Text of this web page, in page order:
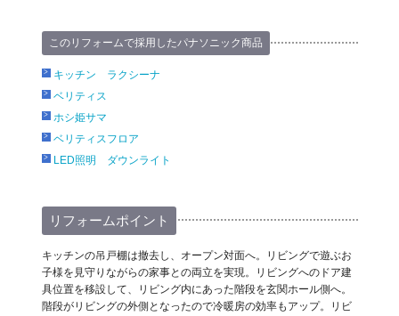
このリフォームで採用したパナソニック商品
キッチン ラクシーナ
ベリティス
ホシ姫サマ
ベリティスフロア
LED照明 ダウンライト
リフォームポイント
キッチンの吊戸棚は撤去し、オープン対面へ。リビングで遊ぶお
子様を見守りながらの家事との両立を実現。リビングへのドア建
具位置を移設して、リビング内にあった階段を玄関ホール側へ。
階段がリビングの外側となったので冷暖房の効率もアップ。リビ